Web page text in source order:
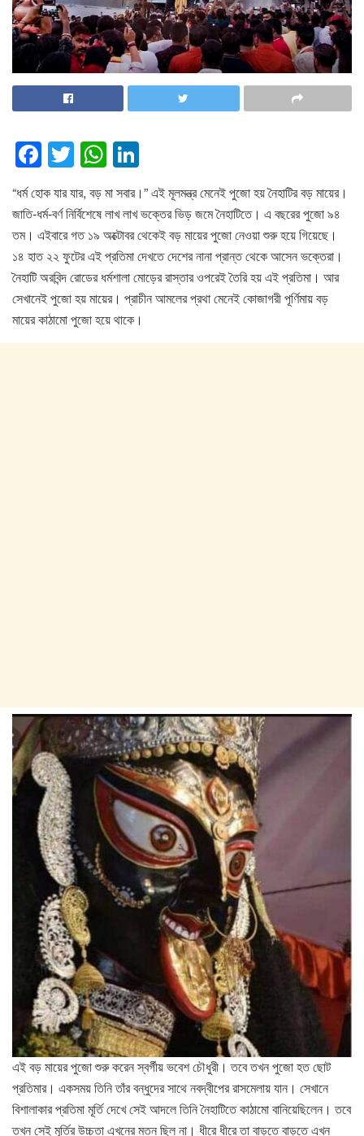
F
a
c
e
b
o
o
k
T
wi
tt
er
W
h
at
s
A
p
p
n
k
e
dI
n
“ধর্ম হোক যার যার, বড় মা সবার।” এই মূলমন্ত্র মেনেই পুজো হয় নৈহাটির বড় মায়ের।
জাতি-ধর্ম-বর্ণ নির্বিশেষে লাখ লাখ ভক্তের ভিড় জমে নৈহাটিতে। এ বছরের পুজো ৯৪
তম। এইবারে গত ১৯ অক্টোবর থেকেই বড় মায়ের পুজো নেওয়া শুরু হয়ে গিয়েছে।
১৪ হাত ২২ ফুটের এই প্রতিমা দেখতে দেশের নানা প্রান্ত থেকে আসেন ভক্তেরা।
নৈহাটি অরবিন্দ রোডের ধর্মশালা মোড়ের রাস্তার ওপরেই তৈরি হয় এই প্রতিমা। আর
সেখানেই পুজো হয় মায়ের। প্রাচীন আমলের প্রথা মেনেই কোজাগরী পূর্ণিমায় বড়
মায়ের কাঠামো পুজো হয়ে থাকে।
এই বড় মায়ের পুজো শুরু করেন স্বর্গীয় ভবেশ চৌধুরী। তবে তখন পুজো হত ছোট
প্রতিমার। একসময় তিনি তাঁর বন্ধুদের সাথে নবদ্বীপের রাসমেলায় যান। সেখানে
বিশালাকার প্রতিমা মূর্তি দেখে সেই আদলে তিনি নৈহাটিতে কাঠামো বানিয়েছিলেন। তবে
তখন সেই মূর্তির উচ্চতা এখনের মতন ছিল না। ধীরে ধীরে তা বাড়তে বাড়তে এখন